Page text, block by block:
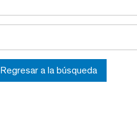
Regresar a la búsqueda